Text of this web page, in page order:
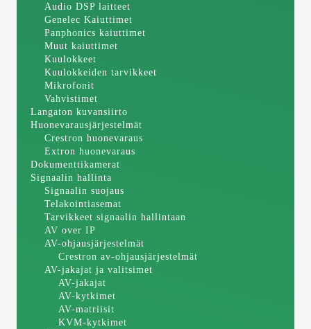
Audio DSP laitteet
Genelec Kaiuttimet
Panphonics kaiuttimet
Muut kaiuttimet
Kuulokkeet
Kuulokkeiden tarvikkeet
Mikrofonit
Vahvistimet
Langaton kuvansiirto
Huonevarausjärjestelmät
Crestron huonevaraus
Extron huonevaraus
Dokumenttikamerat
Signaalin hallinta
Signaalin suojaus
Telakointiasemat
Tarvikkeet signaalin hallintaan
AV over IP
AV-ohjausjärjestelmät
Crestron av-ohjausjärjestelmät
AV-jakajat ja valitsimet
AV-jakajat
AV-kytkimet
AV-matriisit
KVM-kytkimet